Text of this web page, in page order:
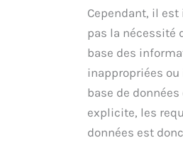
Cependant, il
pas la nécessité
base des
inappropriées ou
base de
explicite, les
données est